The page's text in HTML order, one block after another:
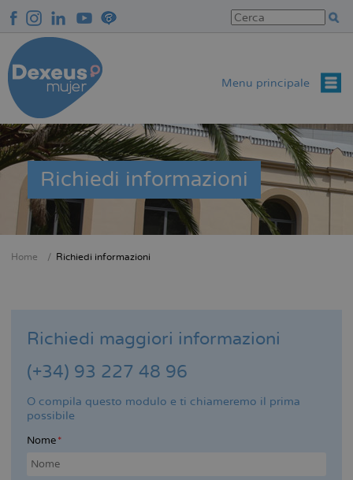
contenuto
principale
Menu principale
Richiedi informazioni
Home Richiedi informazioni
Richiedi maggiori informazioni
(+34) 93 227 48 96
O compila questo modulo e ti chiameremo il prima
possibile
Nome